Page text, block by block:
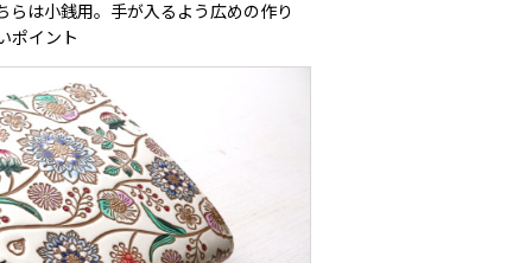
らは小銭用。手が入るよう広めの作り
ポイント